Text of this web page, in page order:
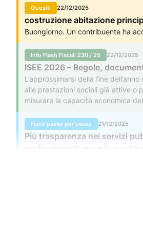
Quesiti 22/12/2025
costruzione abitazione
Buongiorno. Un contribuente ha
Info Flash Fiscali 230 / 25 22/12/2025
ISEE 2026 – Regole,
L’approssimarsi della fine
alle prestazioni sociali già attive o
misurare la capacità economica
Fisco passo per passo 21/12/2025
Più trasparenza nei servizi
professionisti: ecco le novità
Legge annuale per il mercato e